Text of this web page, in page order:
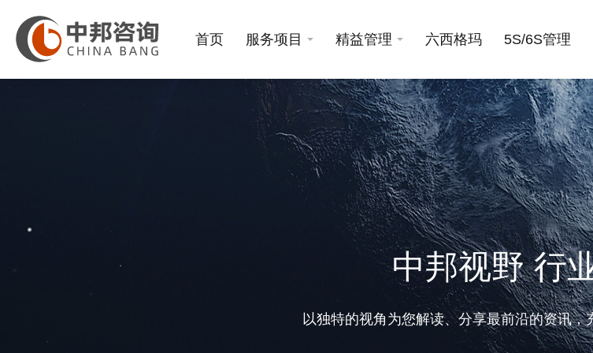
首页 服务项目 精益管理 六西格玛 5S/6S管理
中邦视野 行
以独特的视角为您解读、分享最前沿的资讯，